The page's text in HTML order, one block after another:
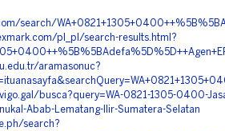
search/
pl_pl/search-results.html?
aramasonuc?
busca?query=WA-0821-1305-0400-
Abab-Lematang-Ilir-Sumatera-Selatan
search?